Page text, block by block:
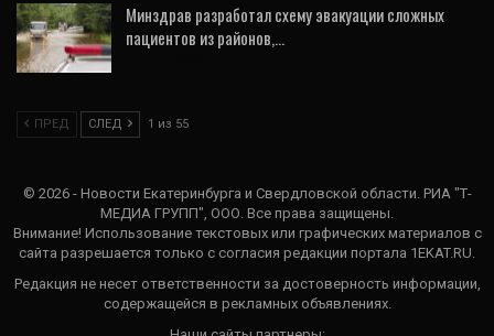
Минздрав разработал схему эвакуации сложных
пациентов из районов,…
ПРЕД СЛЕД 1 из 55
© 2026 - Новости Екатеринбурга и Свердловской области. РИА "Т-
МЕДИА ГРУПП", ООО. Все права защищены.
Внимание! Использование текстовых или графических материалов с
сайта разрешается только c согласия редакции портала 1EKAT.RU.
Редакция не несет ответственности за достоверность информации,
содержащейся в рекламных объявлениях.